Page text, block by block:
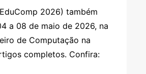
2026) também
a 08 de maio de 2026, na
de Computação na
completos. Confira: